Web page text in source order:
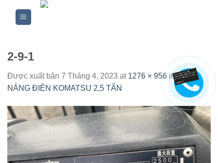
2-9-1
Được xuất bản 7 Tháng 4, 2023 at 1276 × 956 inXE
NÂNG ĐIỆN KOMATSU 2,5 TẤN